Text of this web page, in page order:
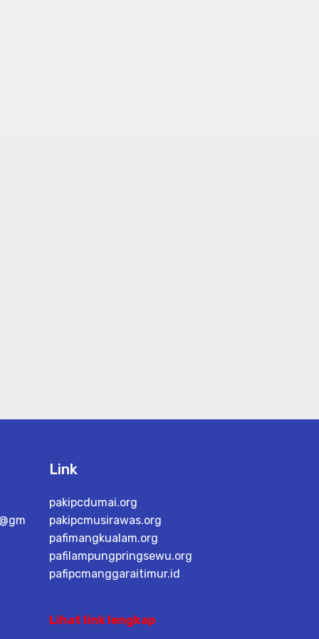
Link
pakipcdumai.org
pakipcmusirawas.org
pafimangkualam.org
pafilampungpringsewu.org
pafipcmanggaraitimur.id
Lihat link lengkap